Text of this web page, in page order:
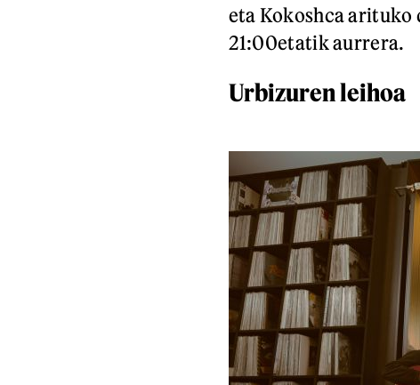
eta Kokoshca arituko
21:00etatik aurrera.
Urbizuren leihoa